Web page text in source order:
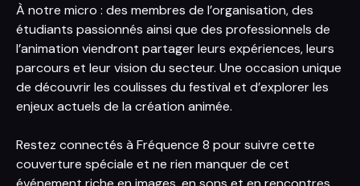
À notre micro : des membres de l’organisation, des
étudiants passionnés ainsi que des professionnels de
l’animation viendront partager leurs expériences, leurs
parcours et leur vision du secteur. Une occasion unique
de découvrir les coulisses du festival et d’explorer les
enjeux actuels de la création animée.
Restez connectés à Fréquence 8 pour suivre cette
couverture spéciale et ne rien manquer de cet